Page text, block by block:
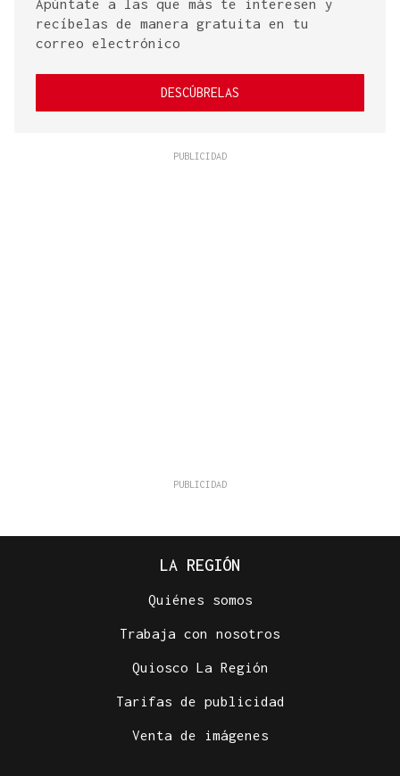
Apúntate a las que más te interesen y
recíbelas de manera gratuita en tu
correo electrónico
DESCÚBRELAS
LA REGIÓN
Quiénes somos
Trabaja con nosotros
Quiosco La Región
Tarifas de publicidad
Venta de imágenes